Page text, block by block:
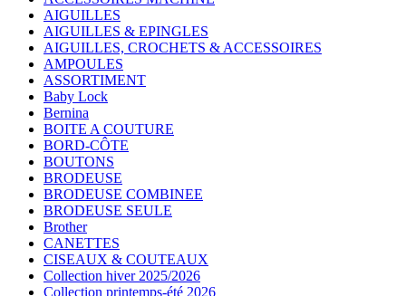
AIGUILLES
AIGUILLES & EPINGLES
AIGUILLES, CROCHETS & ACCESSOIRES
AMPOULES
ASSORTIMENT
Baby Lock
Bernina
BOITE A COUTURE
BORD-CÔTE
BOUTONS
BRODEUSE
BRODEUSE COMBINEE
BRODEUSE SEULE
Brother
CANETTES
CISEAUX & COUTEAUX
Collection hiver 2025/2026
Collection printemps-été 2026